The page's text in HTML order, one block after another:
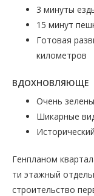
3 минуты
15 минут
Готовая
километров
ВДОХНОВЛЯЮЩЕ
Очень
Шикарные
Генпланом
ти этажный
строительство